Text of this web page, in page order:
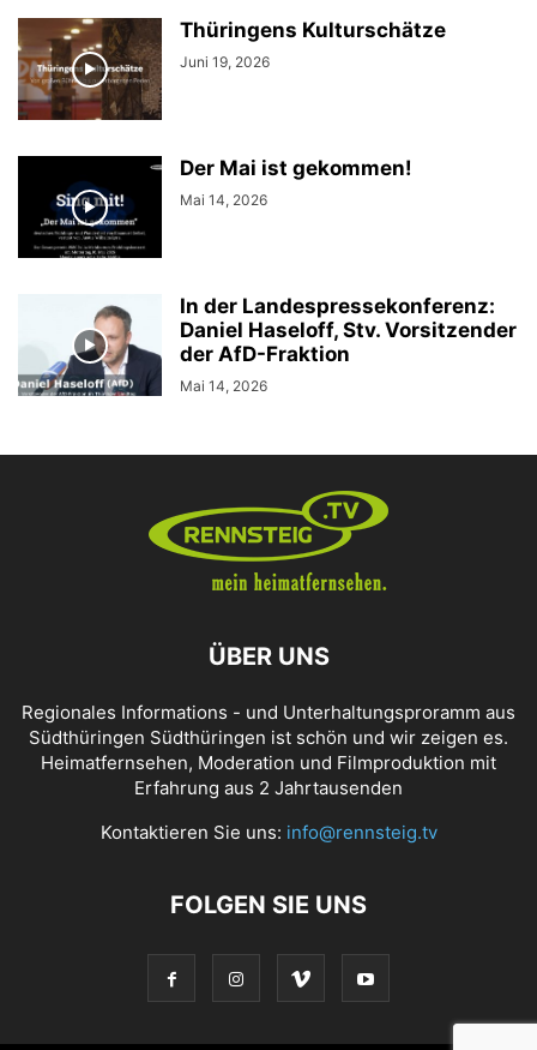
Thüringens Kulturschätze
Juni 19, 2026
Der Mai ist gekommen!
Mai 14, 2026
In der Landespressekonferenz:
Daniel Haseloff, Stv. Vorsitzender
der AfD-Fraktion
Mai 14, 2026
ÜBER UNS
Regionales Informations - und Unterhaltungsproramm aus
Südthüringen Südthüringen ist schön und wir zeigen es.
Heimatfernsehen, Moderation und Filmproduktion mit
Erfahrung aus 2 Jahrtausenden
Kontaktieren Sie uns: info@rennsteig.tv
FOLGEN SIE UNS